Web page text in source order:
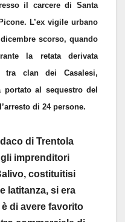
il carcere di Santa
L’ex vigile urbano
scorso, quando
la retata derivata
tra clan dei Casalesi,
al sequestro del
di 24 persone.
di Trentola
gli imprenditori
costituitisi
latitanza, si era
di avere favorito